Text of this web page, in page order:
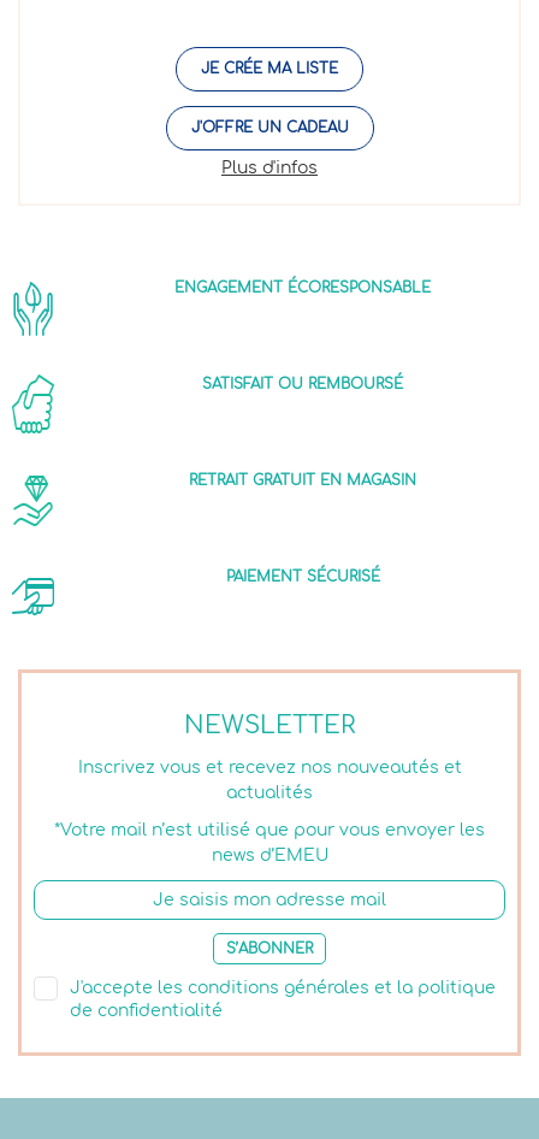
JE CRÉE MA LISTE
J'OFFRE UN CADEAU
Plus d'infos
NEWSLETTER
Inscrivez vous et recevez nos nouveautés et
actualités
*Votre mail n’est utilisé que pour vous envoyer les
news d’EMEU
S’ABONNER
J'accepte les conditions générales et la politique
de confidentialité
ENGAGEMENT ÉCORESPONSABLE
SATISFAIT OU REMBOURSÉ
RETRAIT GRATUIT EN MAGASIN
PAIEMENT SÉCURISÉ